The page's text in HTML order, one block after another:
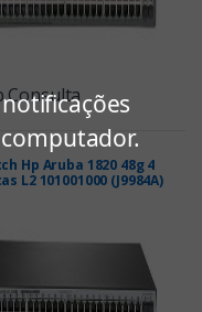
Consulta
Hp Aruba 1820 48g 4
L2 101001000 (J9984A)